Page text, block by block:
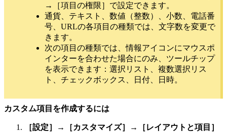
→［項目の権限］で設定できます。
通貨、テキスト、数値（整数）、小数、電話番
号、URLの各項目の種類では、文字数を変更で
きます。
次の項目の種類では、情報アイコンにマウスポ
インターを合わせた場合にのみ、ツールチップ
を表示できます：選択リスト、複数選択リス
ト、チェックボックス、日付、日時。
カスタム項目を作成するには
［設定］→［カスタマイズ］→［レイアウトと項目］